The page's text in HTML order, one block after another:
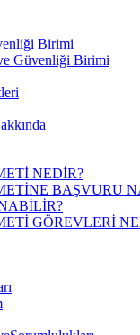
Birimi
Güvenliği Birimi
NEDİR?
BAŞVURU
GÖREVLERİ